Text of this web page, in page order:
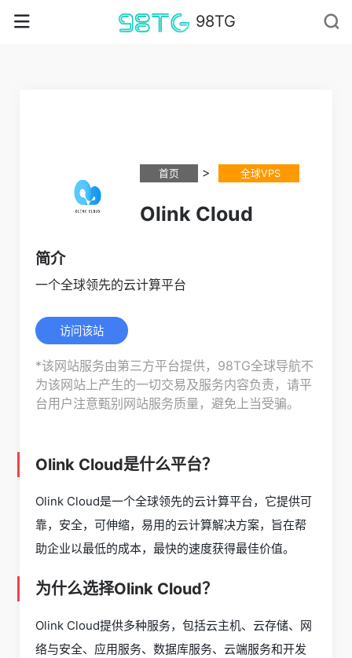
98TG
首页 > 全球VPS
Olink Cloud
简介
一个全球领先的云计算平台
访问该站
*该网站服务由第三方平台提供，98TG全球导航不
为该网站上产生的一切交易及服务内容负责，请平
台用户注意甄别网站服务质量，避免上当受骗。
Olink Cloud是什么平台？
Olink Cloud是一个全球领先的云计算平台，它提供可
靠，安全，可伸缩，易用的云计算解决方案，旨在帮
助企业以最低的成本，最快的速度获得最佳价值。
为什么选择Olink Cloud？
Olink Cloud提供多种服务，包括云主机、云存储、网
络与安全、应用服务、数据库服务、云端服务和开发